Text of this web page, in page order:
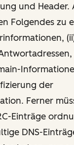
und Header.
Folgendes zu
der
Ferner
Einträge
DNS-